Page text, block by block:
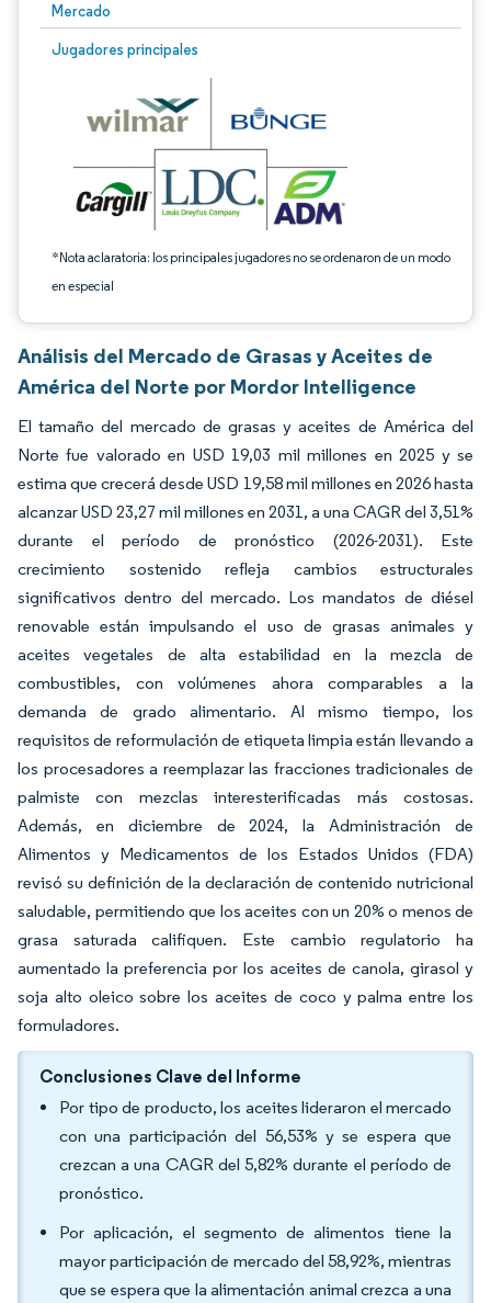
Mercado
Jugadores principales
*Nota aclaratoria: los principales jugadores no se ordenaron de un modo
en especial
Imagen © Mordor Intelligence. El uso requiere atribución según CC BY 4.0.
Análisis del Mercado de Grasas y Aceites de
América del Norte por Mordor Intelligence
El tamaño del mercado de grasas y aceites de América del
Norte fue valorado en USD 19,03 mil millones en 2025 y se
estima que crecerá desde USD 19,58 mil millones en 2026 hasta
alcanzar USD 23,27 mil millones en 2031, a una CAGR del 3,51%
durante el período de pronóstico (2026-2031). Este
crecimiento sostenido refleja cambios estructurales
significativos dentro del mercado. Los mandatos de diésel
renovable están impulsando el uso de grasas animales y
aceites vegetales de alta estabilidad en la mezcla de
combustibles, con volúmenes ahora comparables a la
demanda de grado alimentario. Al mismo tiempo, los
requisitos de reformulación de etiqueta limpia están llevando a
los procesadores a reemplazar las fracciones tradicionales de
palmiste con mezclas interesterificadas más costosas.
Además, en diciembre de 2024, la Administración de
Alimentos y Medicamentos de los Estados Unidos (FDA)
revisó su definición de la declaración de contenido nutricional
saludable, permitiendo que los aceites con un 20% o menos de
grasa saturada califiquen. Este cambio regulatorio ha
aumentado la preferencia por los aceites de canola, girasol y
soja alto oleico sobre los aceites de coco y palma entre los
formuladores.
Conclusiones Clave del Informe
Por tipo de producto, los aceites lideraron el mercado
con una participación del 56,53% y se espera que
crezcan a una CAGR del 5,82% durante el período de
pronóstico.
Por aplicación, el segmento de alimentos tiene la
mayor participación de mercado del 58,92%, mientras
que se espera que la alimentación animal crezca a una